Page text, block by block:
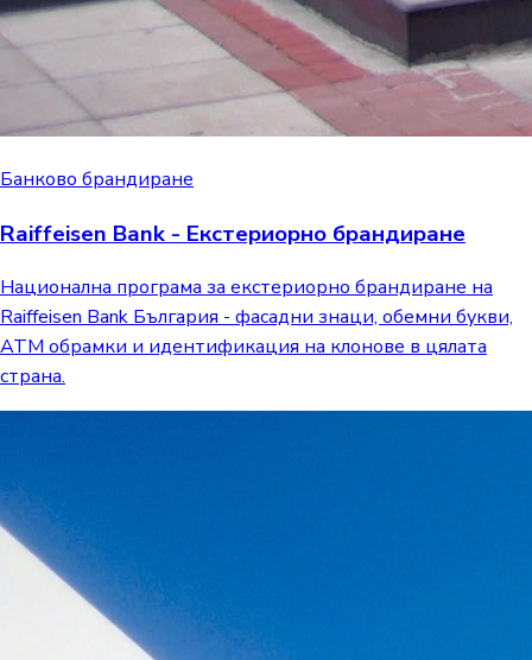
Банково брандиране
Raiffeisen Bank - Екстериорно брандиране
Национална програма за екстериорно брандиране на
Raiffeisen Bank България - фасадни знаци, обемни букви,
ATM обрамки и идентификация на клонове в цялата
страна.